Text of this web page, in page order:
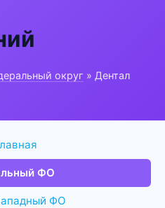
округ » Дентал
ФО
ФО